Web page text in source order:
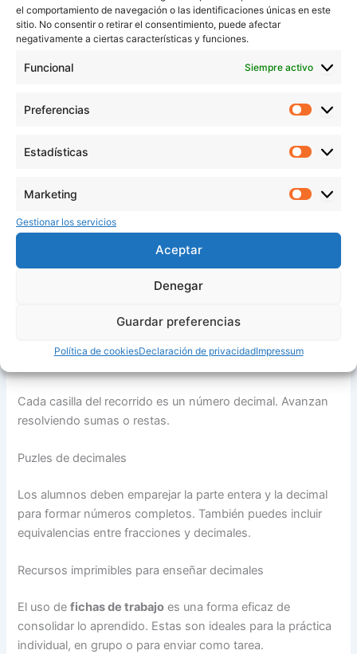
el comportamiento de navegación o las identificaciones únicas en este
sitio. No consentir o retirar el consentimiento, puede afectar
negativamente a ciertas características y funciones.
Funcional Siempre activo
Preferencias
Estadísticas
Marketing
Gestionar los servicios
Aceptar
Denegar
Guardar preferencias
Política de cookiesDeclaración de privacidadImpressum
➡️ En nuestra guía principal desumas y restas con
decimalesencontrarás ejercicios resueltos, fichas
imprimibles y generadores interactivos.
Juegos decimales para el aula y casa
contenido de manera divertida y significativa. Aquí te
Crea cartones con números decimales. El maestro da
resultados de sumas o restas y los alumnos deben
encontrar el número correcto en su tabla.
Aquí os dejamos unbingo de wordwall
Cada casilla del recorrido es un número decimal. Avanzan
resolviendo sumas o restas.
Puzles de decimales
Los alumnos deben emparejar la parte entera y la decimal
para formar números completos. También puedes incluir
equivalencias entre fracciones y decimales.
Recursos imprimibles para enseñar decimales
El uso defichas de trabajo es una forma eficaz de
consolidar lo aprendido. Estas son ideales para la práctica
individual, en grupo o para enviar como tarea.